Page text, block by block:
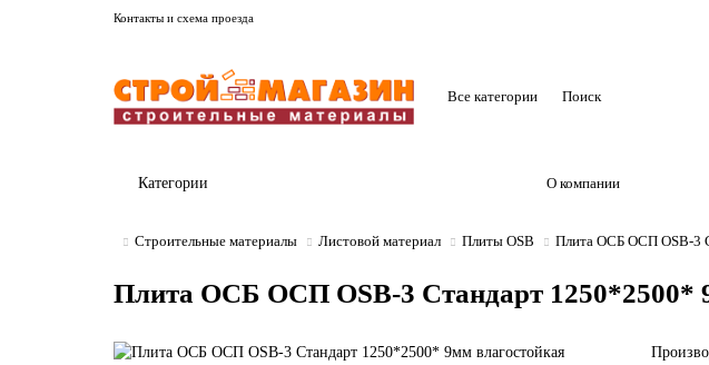
Контакты и схема проезда
Все категории
Категории О компании
Строительные материалы Листовой материал Плиты OSB Плита ОСБ ОСП OSB-3
Плита ОСБ ОСП OSB-3 Стандарт 1250*2500*